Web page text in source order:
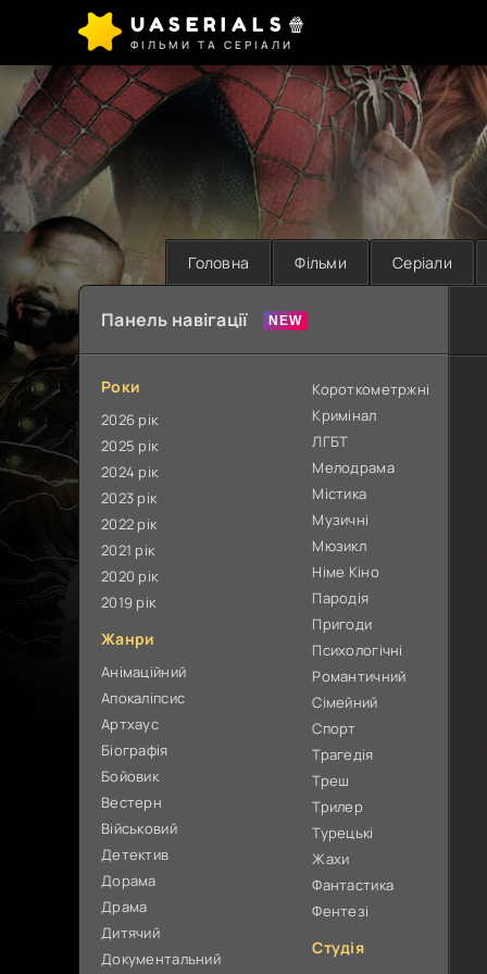
UASERIALS🍿
ФІЛЬМИ ТА СЕРІАЛИ
Головна Фільми Серіали
Панель навігації
Роки
2026 рік
2025 рік
2024 рік
2023 рік
2022 рік
2021 рік
2020 рік
2019 рік
Жанри
Анімаційний
Апокаліпсис
Артхаус
Біографія
Бойовик
Вестерн
Військовий
Детектив
Дорама
Драма
Дитячий
Документальний
Короткометржні
Кримінал
ЛГБТ
Мелодрама
Містика
Музичні
Мюзикл
Німе Кіно
Пародія
Пригоди
Психологічні
Романтичний
Сімейний
Спорт
Трагедія
Треш
Трилер
Турецькі
Жахи
Фантастика
Фентезі
Студія